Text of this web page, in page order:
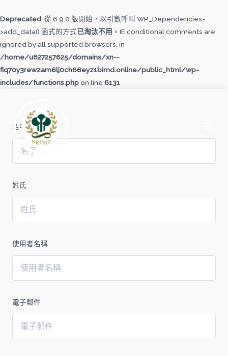
Deprecated: 從 6.9.0 版開始，以引數呼叫 WP_Dependencies-
>add_data() 函式的方式已淘汰不用 。IE conditional comments are
ignored by all supported browsers. in
/home/u827257625/domains/xn--
fiq70y3rewzam6lj0ch66eyz1bimd.online/public_html/wp-
includes/functions.phpon line 6131
至
主
要
內
容
名字
姓氏
使用者名稱
電子郵件